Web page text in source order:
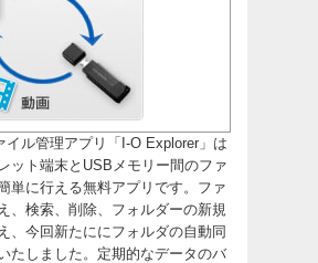
イル管理アプリ「I-O Explorer」は
ット端末とUSBメモリー間のファ
単に行える無料アプリです。ファ
、検索、削除、フォルダーの新規
、今回新たににフォルダの自動同
たしました。定期的なデータのバ